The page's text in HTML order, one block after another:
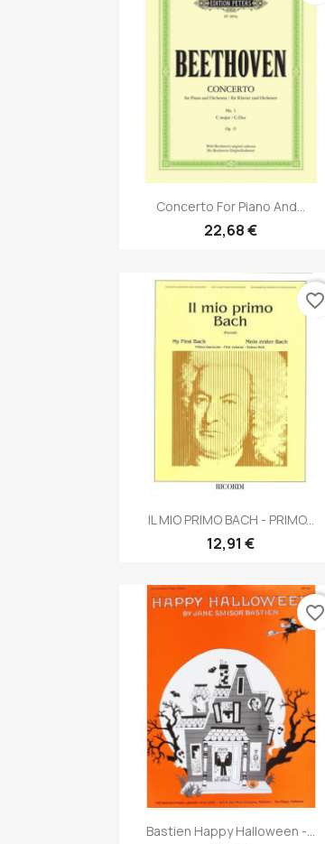
Anteprima
Concerto For Piano And...
22,68 €
Anteprima
IL MIO PRIMO BACH - PRIMO...
12,91 €
favorite_border
Anteprima
Bastien Happy Halloween -...
favorite_border